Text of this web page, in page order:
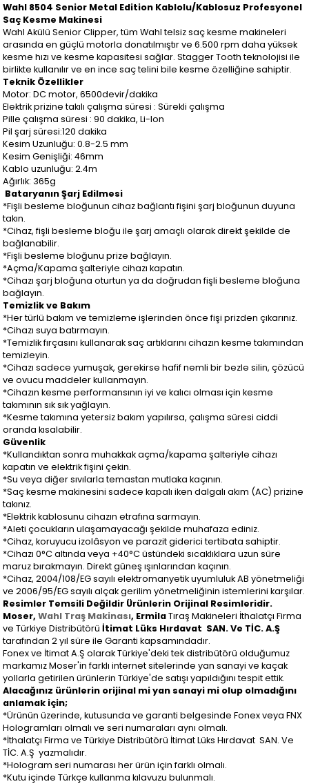
Wahl 8504 Senior Metal Edition Kablolu/Kablosuz Profesyonel
Saç Kesme Makinesi
Wahl Akülü Senior Clipper, tüm Wahl telsiz saç kesme makineleri
arasında en güçlü motorla donatılmıştır ve 6.500 rpm daha yüksek
kesme hızı ve kesme kapasitesi sağlar. Stagger Tooth teknolojisi ile
birlikte kullanılır ve en ince saç telini bile kesme özelliğine sahiptir.
Teknik Özellikler
Motor: DC motor, 6500devir/dakika
Elektrik prizine takılı çalışma süresi : Sürekli çalışma
Pille çalışma süresi : 90 dakika, Li-Ion
Pil şarj süresi:120 dakika
Kesim Uzunluğu: 0.8-2.5 mm
Kesim Genişliği: 46mm
Kablo uzunluğu: 2.4m
Ağırlık: 365g
Bataryanın Şarj Edilmesi
*Fişli besleme bloğunun cihaz bağlantı fişini şarj bloğunun duyuna
takın.
*Cihaz, fişli besleme bloğu ile şarj amaçlı olarak direkt şekilde de
bağlanabilir.
*Fişli besleme bloğunu prize bağlayın.
*Açma/Kapama şalteriyle cihazı kapatın.
*Cihazı şarj bloğuna oturtun ya da doğrudan fişli besleme bloğuna
bağlayın.
Temizlik ve Bakım
*Her türlü bakım ve temizleme işlerinden önce fişi prizden çıkarınız.
*Cihazı suya batırmayın.
*Temizlik fırçasını kullanarak saç artıklarını cihazın kesme takımından
temizleyin.
*Cihazı sadece yumuşak, gerekirse hafif nemli bir bezle silin, çözücü
ve ovucu maddeler kullanmayın.
*Cihazın kesme performansının iyi ve kalıcı olması için kesme
takımının sık sık yağlayın.
*Kesme takımına yetersiz bakım yapılırsa, çalışma süresi ciddi
oranda kısalabilir.
Güvenlik
*Kullandıktan sonra muhakkak açma/kapama şalteriyle cihazı
kapatın ve elektrik fişini çekin.
*Su veya diğer sıvılarla temastan mutlaka kaçının.
*Saç kesme makinesini sadece kapalı iken dalgalı akım (AC) prizine
takınız.
*Elektrik kablosunu cihazın etrafına sarmayın.
*Aleti çocukların ulaşamayacağı şekilde muhafaza ediniz.
*Cihaz, koruyucu izolâsyon ve parazit giderici tertibata sahiptir.
*Cihazı 0°C altında veya +40°C üstündeki sıcaklıklara uzun süre
maruz bırakmayın. Direkt güneş ışınlarından kaçının.
*Cihaz, 2004/108/EG sayılı elektromanyetik uyumluluk AB yönetmeliği
ve 2006/95/EG sayılı alçak gerilim yönetmeliğinin istemlerini karşılar.
Resimler Temsili Değildir Ürünlerin Orijinal Resimleridir.
Moser,Wahl Traş Makinası, ErmilaTıraş Makineleri İthalatçı Firma
ve Türkiye Distribütörüİtimat Lüks Hırdavat SAN. Ve TİC. A.Ş
tarafından 2 yıl süre ile Garanti kapsamındadır.
Fonex ve İtimat A.Ş olarak Türkiye'deki tek distribütörü olduğumuz
markamız Moser'in farklı internet sitelerinde yan sanayi ve kaçak
yollarla getirilen ürünlerin Türkiye'de satışı yapıldığını tespit ettik.
Alacağınız ürünlerin orijinal mi yan sanayi mi olup olmadığını
anlamak için;
*Ürünün üzerinde, kutusunda ve garanti belgesinde Fonex veya FNX
Hologramları olmalı ve seri numaraları aynı olmalı.
*İthalatçı Firma ve Türkiye Distribütörü İtimat Lüks Hırdavat SAN. Ve
TİC. A.Ş yazmalıdır.
*Hologram seri numarası her ürün için farklı olmalı.
*Kutu içinde Türkçe kullanma kılavuzu bulunmalı.